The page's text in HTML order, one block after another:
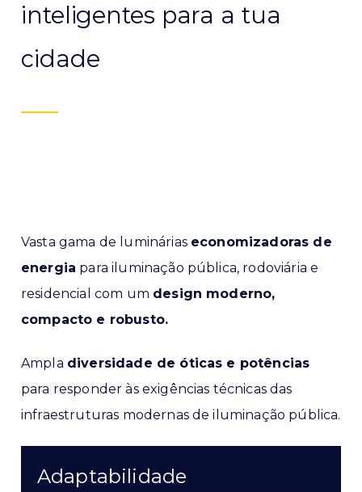
inteligentes para a tua
cidade
Vasta gama de luminárias economizadoras de
energia para iluminação pública, rodoviária e
residencial com um design moderno,
compacto e robusto.
Ampla diversidade de óticas e potências
para responder às exigências técnicas das
infraestruturas modernas de iluminação pública.
Adaptabilidade